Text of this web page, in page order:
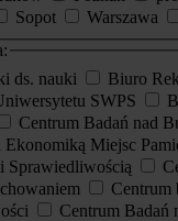
Sopot Warszawa
ds. nauki
Biuro
SWPS
Centrum Badań nad
Ekonomiką Miejsc
Sprawiedliwością
Centrum
Centrum Badań